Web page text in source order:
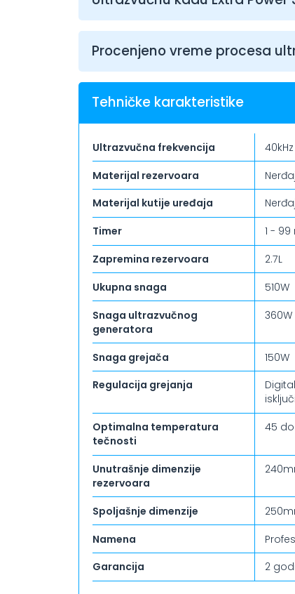
Procenjeno vreme procesa
Tehničke karakteristike
Ultrazvučna frekvencija
40kHz
Materijal rezervoara
Materijal kutije uređaja
Timer
1 -
Zapremina rezervoara
2.7L
Ukupna snaga
510W
Snaga ultrazvučnog
generatora
360W
Snaga grejača
150W
Regulacija grejanja
Optimalna temperatura
tečnosti
45 do
Unutrašnje dimenzije
rezervoara
Spoljašnje dimenzije
Namena
Garancija
2